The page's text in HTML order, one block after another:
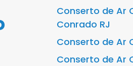
Conserto de Ar
Conrado RJ
Conserto de Ar
Conserto de Ar